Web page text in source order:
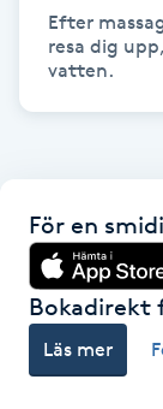
Hälsprickor
IPL
IR-massage
Efter
resa dig
vatten.
För en
Bokadirekt
Läs mer